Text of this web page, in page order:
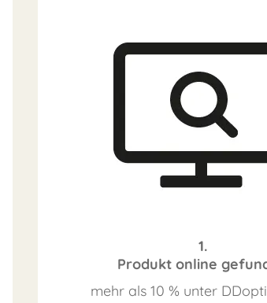
1.
Produkt online
mehr als 10 % unter